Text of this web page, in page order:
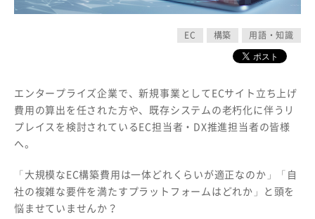
EC 構築 用語・知識
エンタープライズ企業で、新規事業としてECサイト立ち上げ
費用の算出を任された方や、既存システムの老朽化に伴うリ
プレイスを検討されているEC担当者・DX推進担当者の皆様
へ。
「大規模なEC構築費用は一体どれくらいが適正なのか」「自
社の複雑な要件を満たすプラットフォームはどれか」と頭を
悩ませていませんか？